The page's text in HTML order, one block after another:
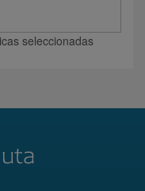
seleccionadas